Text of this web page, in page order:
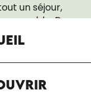
un séjour,
Du
en passant
ou les
est là pour
des réveils